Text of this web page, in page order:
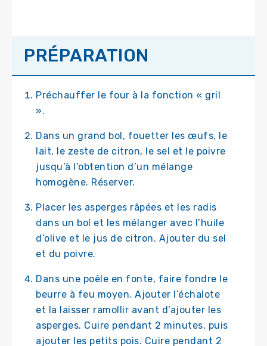
PRÉPARATION
Préchauffer le four à la fonction « gril
».
Dans un grand bol, fouetter les œufs, le
lait, le zeste de citron, le sel et le poivre
jusqu’à l’obtention d’un mélange
homogène. Réserver.
Placer les asperges râpées et les radis
dans un bol et les mélanger avec l’huile
d’olive et le jus de citron. Ajouter du sel
et du poivre.
Dans une poêle en fonte, faire fondre le
beurre à feu moyen. Ajouter l’échalote
et la laisser ramollir avant d’ajouter les
asperges. Cuire pendant 2 minutes, puis
ajouter les petits pois. Cuire pendant 2